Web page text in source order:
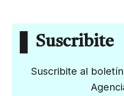
Suscribite
Suscribite al